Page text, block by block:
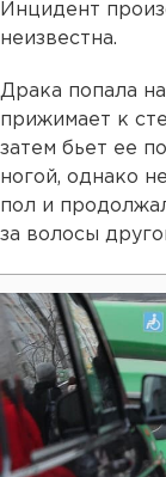
Инцидент
неизвестна.
Драка попала
прижимает к
затем бьет ее
ногой, однако
пол и
за волосы